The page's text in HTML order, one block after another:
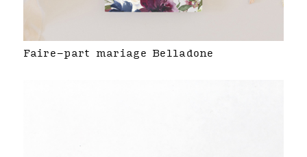
Faire-part mariage Belladone